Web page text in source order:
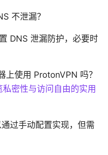
不泄漏？
DNS 泄漏防护，必要时
使用 ProtonVPN 吗？
密性与访问自由的实用
过手动配置实现，但需